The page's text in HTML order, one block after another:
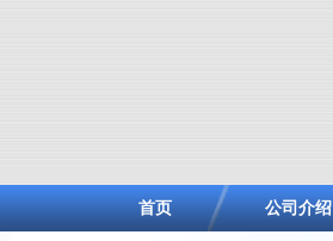
首页 公司介绍